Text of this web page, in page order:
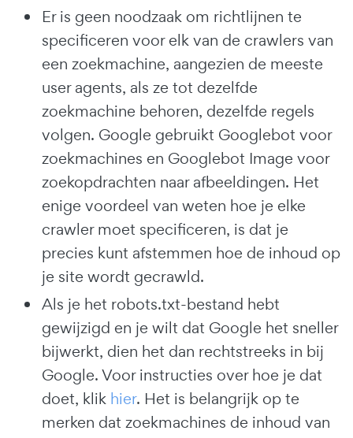
Er is geen noodzaak om richtlijnen te
specificeren voor elk van de crawlers van
een zoekmachine, aangezien de meeste
user agents, als ze tot dezelfde
zoekmachine behoren, dezelfde regels
volgen. Google gebruikt Googlebot voor
zoekmachines en Googlebot Image voor
zoekopdrachten naar afbeeldingen. Het
enige voordeel van weten hoe je elke
crawler moet specificeren, is dat je
precies kunt afstemmen hoe de inhoud op
je site wordt gecrawld.
Als je het robots.txt-bestand hebt
gewijzigd en je wilt dat Google het sneller
bijwerkt, dien het dan rechtstreeks in bij
Google. Voor instructies over hoe je dat
doet, klik hier. Het is belangrijk op te
merken dat zoekmachines de inhoud van